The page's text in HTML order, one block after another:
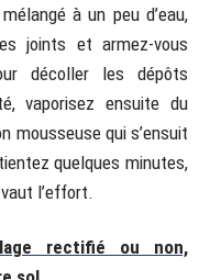
à un peu d’eau,
joints et armez-vous
décoller les dépôts
vaporisez ensuite du
mousseuse qui s’ensuit
quelques minutes,
l’effort.
rectifié ou non,